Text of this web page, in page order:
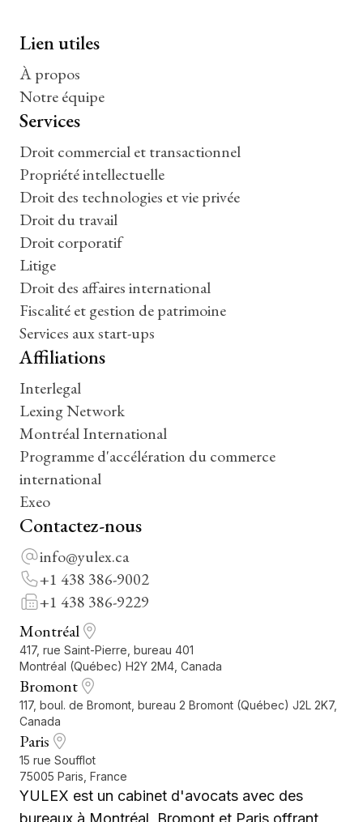
YULEX est un cabinet d'avocats avec des
bureaux à Montréal, Bromont et Paris offrant
Lien utiles
À propos
Notre équipe
Services
Droit commercial et transactionnel
Propriété intellectuelle
Droit des technologies et vie privée
Droit du travail
Droit corporatif
Litige
Droit des affaires international
Fiscalité et gestion de patrimoine
Services aux start-ups
Affiliations
Interlegal
Lexing Network
Montréal International
Programme d'accélération du commerce
international
Exeo
Contactez-nous
info@yulex.ca
+1 438 386-9002
+1 438 386-9229
Montréal
417, rue Saint-Pierre, bureau 401
Montréal (Québec) H2Y 2M4, Canada
Bromont
117, boul. de Bromont, bureau 2 Bromont (Québec) J2L 2K7,
Canada
Paris
15 rue Soufflot
75005 Paris, France